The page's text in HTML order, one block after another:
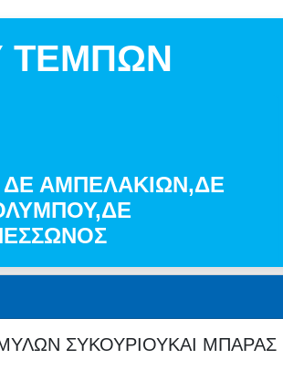
ΤΕΜΠΩΝ
ΔΕ ΑΜΠΕΛΑΚΙΩΝ,ΔΕ
ΣΥΚΟΥΡΙΟΥΚΑΙ